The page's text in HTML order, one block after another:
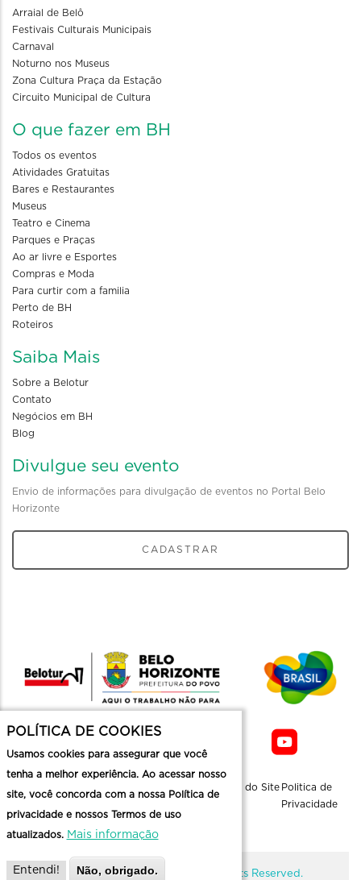
Arraial de Belô
Festivais Culturais Municipais
Carnaval
Noturno nos Museus
Zona Cultura Praça da Estação
Circuito Municipal de Cultura
O que fazer em BH
Todos os eventos
Atividades Gratuitas
Bares e Restaurantes
Museus
Teatro e Cinema
Parques e Praças
Ao ar livre e Esportes
Compras e Moda
Para curtir com a familia
Perto de BH
Roteiros
Saiba Mais
Sobre a Belotur
Contato
Negócios em BH
Blog
Divulgue seu evento
Envio de informações para divulgação de eventos no Portal Belo
Horizonte
CADASTRAR
Mapa do Site Politica de
Privacidade
@ Copyright Belotur 2026. All Rights Reserved.
POLÍTICA DE COOKIES
Usamos cookies para assegurar que você
tenha a melhor experiência. Ao acessar nosso
site, você concorda com a nossa Política de
privacidade e nossos Termos de uso
atualizados. Mais informação
Entendi! Não, obrigado.